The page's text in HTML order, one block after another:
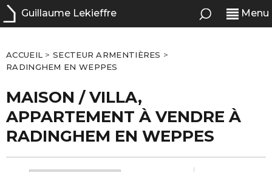
Guillaume Lekieffre Menu
ACCUEIL >SECTEUR ARMENTIÈRES >
RADINGHEM EN WEPPES
MAISON / VILLA,
APPARTEMENT À VENDRE À
RADINGHEM EN WEPPES